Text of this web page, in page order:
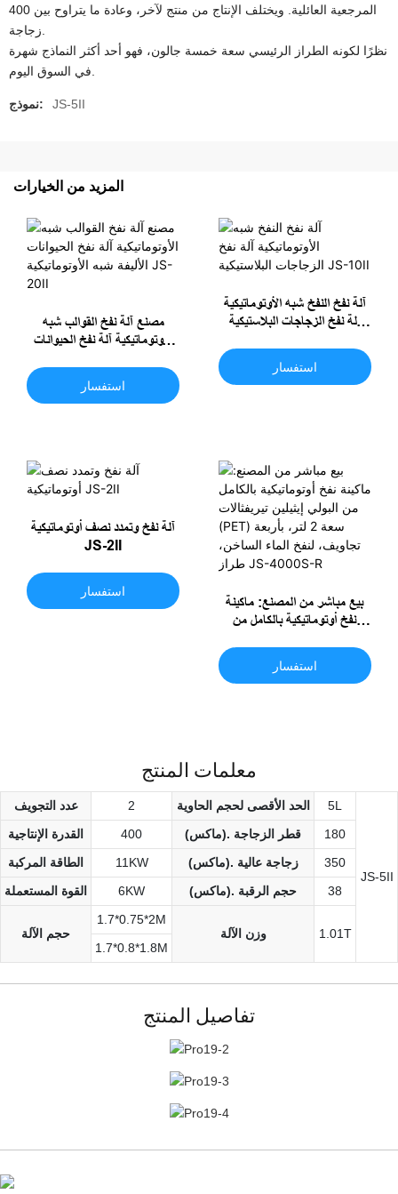
المرجعية العائلية. ويختلف الإنتاج من منتج لآخر، وعادة ما يتراوح بين 400
نظرًا لكونه الطراز الرئيسي سعة خمسة جالون، فهو أحد أكثر النماذج شهرة
نموذج: JS-5II
المزيد من الخيارات
مصنع آلة نفخ القوالب شبه
الأوتوماتيكية آلة نفخ الحيوانات
استفسار
آلة نفخ النفخ شبه الأوتوماتيكية
آلة نفخ الزجاجات البلاستيكية
استفسار
آلة نفخ وتمدد نصف أوتوماتيكية
JS-2II
استفسار
بيع مباشر من المصنع: ماكينة
نفخ أوتوماتيكية بالكامل من
سعة 2 لتر، بأربعة تجاويف، لنفخ
الماء الساخن، طراز JS-
استفسار
معلمات المنتج
عدد التجويف 2 الحد الأقصى لحجم الحاوية 5L
JS-5II
القدرة الإنتاجية 400 (ماكس). قطر الزجاجة
180
الطاقة المركبة
11KW (ماكس). زجاجة عالية
350
القوة المستعملة
6KW (ماكس). حجم الرقبة 38
حجم الآلة
1.7*0.75*2M
وزن الآلة
1.01T
1.7*0.8*1.8M
تفاصيل المنتج